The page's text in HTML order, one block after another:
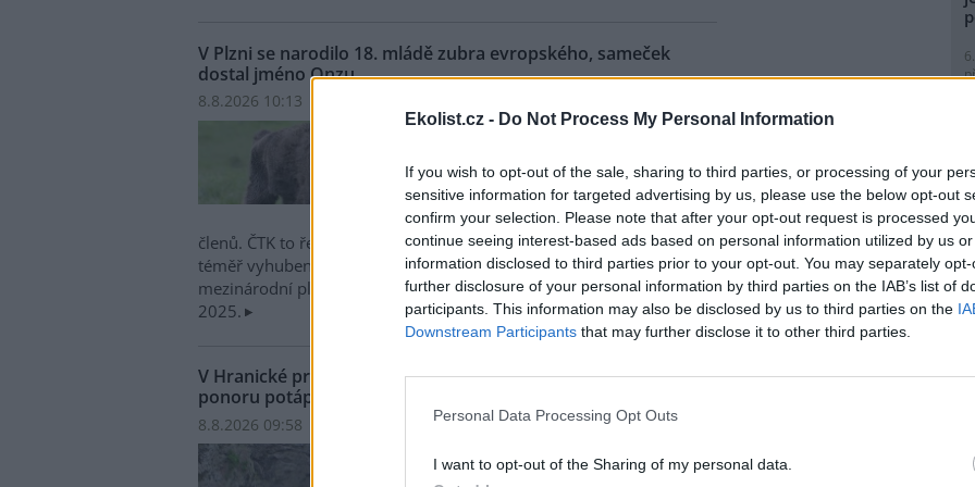
Ekolist.cz - Do Not Process My Personal Information
If you wish to opt-out of the sale, sharing to third parties, or processing of your
sensitive information for targeted advertising by us, please use the below opt-out
confirm your selection. Please note that after your opt-out request is processed
continue seeing interest-based ads based on personal information utilized by us
information disclosed to third parties prior to your opt-out. You may separately
further disclosure of your personal information by third parties on the IAB’s list of
participants. This information may also be disclosed by us to third parties on the
Downstream Participants that may further disclose it to other third parties.
Personal Data Processing Opt Outs
I want to opt-out of the Sharing of my personal data.
V Plzni se narodilo 18. mládě zubra evropského, sameček
dostal jméno Onzu
8.8.2026 10:13 | PLZEŇ (
V plzeňské zoologické zahradě se
evropského od roku 1997, kdy tato
zoo zubry chová. Sameček dostal
jméno Onzu. Stádo má teď pět
členů. ČTK to řekl mluvčí zahrady Martin Vobruba. Pro tento nedávno
téměř vyhubený druh největšího savce Evropy je vedena nejstarší
mezinárodní plemenná kniha a nedávno byla vydána nová za rok
2025.
V Hranické propasti na Přerovsku zemřel při průzkumném
ponoru potápěč
8.8.2026 09:58 | HRANICE ( Diskuse: 1
zatopené jeskyni na světě, zemřel